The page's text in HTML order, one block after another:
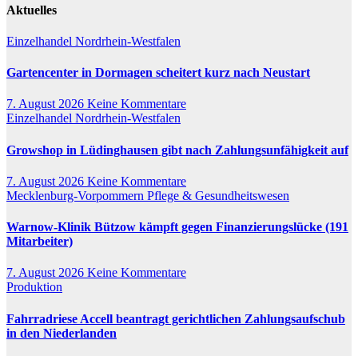
Aktuelles
Einzelhandel Nordrhein-Westfalen
Gartencenter in Dormagen scheitert kurz nach Neustart
7. August 2026 Keine Kommentare
Einzelhandel Nordrhein-Westfalen
Growshop in Lüdinghausen gibt nach Zahlungsunfähigkeit auf
7. August 2026 Keine Kommentare
Mecklenburg-Vorpommern Pflege & Gesundheitswesen
Warnow-Klinik Bützow kämpft gegen Finanzierungslücke (191
Mitarbeiter)
7. August 2026 Keine Kommentare
Produktion
Fahrradriese Accell beantragt gerichtlichen Zahlungsaufschub
in den Niederlanden